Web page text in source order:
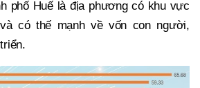
phố Huế là địa phương có khu vực
có thế mạnh về vốn con người,